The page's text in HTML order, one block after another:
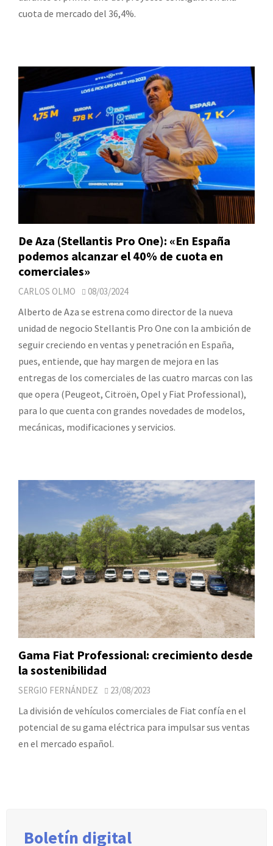
cuota de mercado del 36,4%.
De Aza (Stellantis Pro One): «En España
podemos alcanzar el 40% de cuota en
comerciales»
CARLOS OLMO 08/03/2024
Alberto de Aza se estrena como director de la nueva
unidad de negocio Stellantis Pro One con la ambición de
seguir creciendo en ventas y penetración en España,
pues, entiende, que hay margen de mejora en las
entregas de los comerciales de las cuatro marcas con las
que opera (Peugeot, Citroën, Opel y Fiat Professional),
para lo que cuenta con grandes novedades de modelos,
mecánicas, modificaciones y servicios.
Gama Fiat Professional: crecimiento desde
la sostenibilidad
SERGIO FERNÁNDEZ 23/08/2023
La división de vehículos comerciales de Fiat confía en el
potencial de su gama eléctrica para impulsar sus ventas
en el mercado español.
Boletín digital